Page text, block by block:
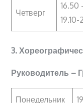
Четверг
16.50
19.10-
3.
Руководитель –
Понедельник